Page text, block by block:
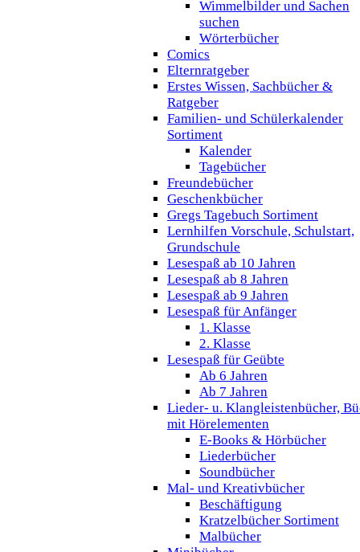
Wimmelbilder und Sachen
suchen
Wörterbücher
Comics
Elternratgeber
Erstes Wissen, Sachbücher &
Ratgeber
Familien- und Schülerkalender
Sortiment
Kalender
Tagebücher
Freundebücher
Geschenkbücher
Gregs Tagebuch Sortiment
Lernhilfen Vorschule, Schulstart,
Grundschule
Lesespaß ab 10 Jahren
Lesespaß ab 8 Jahren
Lesespaß ab 9 Jahren
Lesespaß für Anfänger
1. Klasse
2. Klasse
Lesespaß für Geübte
Ab 6 Jahren
Ab 7 Jahren
Lieder- u. Klangleistenbücher,
mit Hörelementen
E-Books & Hörbücher
Liederbücher
Soundbücher
Mal- und Kreativbücher
Beschäftigung
Kratzelbücher Sortiment
Malbücher